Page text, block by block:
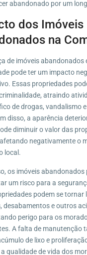
abandonado por um
dos Imóveis
na
de imóveis abandonados
pode ter um impacto
Essas propriedades
atraindo
de drogas, vandalismo
disso, a aparência
diminuir o valor das
negativamente o
local.
os imóveis abandonados
um risco para a
podem se tornar
desabamentos e outros
perigo para os
A falta de manutenção
de lixo e
qualidade de vida dos